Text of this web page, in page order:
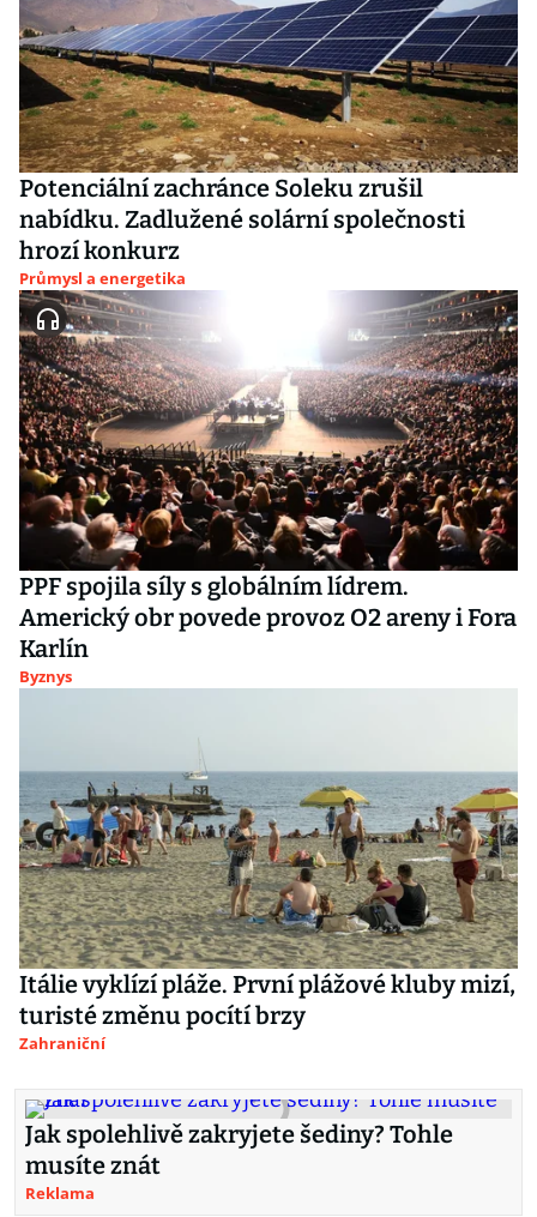
Potenciální zachránce Soleku zrušil
nabídku. Zadlužené solární společnosti
hrozí konkurz
Průmysl a energetika
PPF spojila síly s globálním lídrem.
Americký obr povede provoz O2 areny i Fora
Karlín
Byznys
Itálie vyklízí pláže. První plážové kluby mizí,
turisté změnu pocítí brzy
Zahraniční
Jak spolehlivě zakryjete šediny? Tohle
musíte znát
Reklama